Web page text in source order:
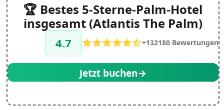
🏆 Bestes 5-Sterne-Palm-Hotel
insgesamt (Atlantis The Palm)
4.7 +132180 Bewertungen
Jetzt buchen→